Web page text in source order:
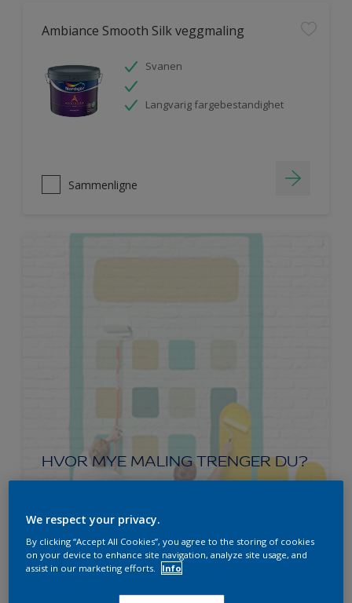
Ambiance Smooth Silk veggmaling
Svanen
Langvarig fargebestandighet
Sammenligne
HVOR MYE MALING TRENGER DU?
Prøv produktkalkulatoren
We respect your privacy.
By clicking “Accept All Cookies”, you agree to the storing of cookies
on your device to enhance site navigation, analyze site usage, and
assist in our marketing efforts.
Info